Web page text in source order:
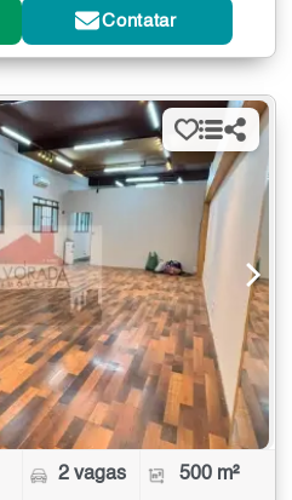
Contatar
2 vagas 500 m²